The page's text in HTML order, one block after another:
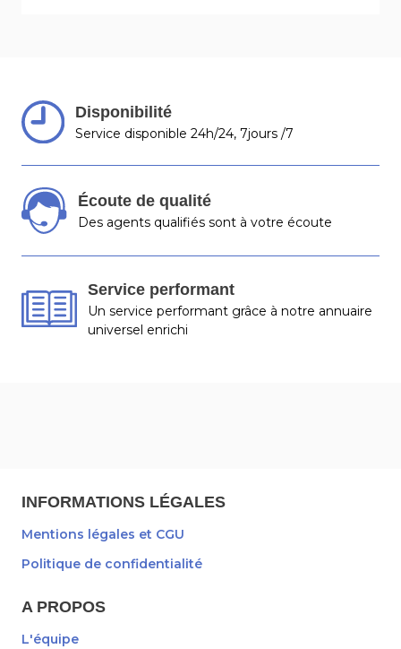
Disponibilité
Service disponible 24h/24, 7jours /7
Écoute de qualité
Des agents qualifiés sont à votre écoute
Service performant
Un service performant grâce à notre annuaire
universel enrichi
INFORMATIONS LÉGALES
Mentions légales et CGU
Politique de confidentialité
A PROPOS
L'équipe